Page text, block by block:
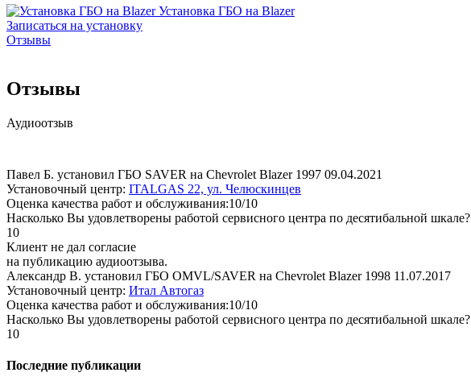
Установка ГБО на Blazer
Записаться на установку
Отзывы
Отзывы
Аудиоотзыв
Павел Б. установил ГБО SAVER на Chevrolet Blazer 1997 09.04.2021
Установочный центр: ITALGAS 22, ул. Челюскинцев
Оценка качества работ и обслуживания:10/10
Насколько Вы удовлетворены работой сервисного центра по десятибальной шкале?
10
Клиент не дал согласие
на публикацию аудиоотзыва.
Александр В. установил ГБО OMVL/SAVER на Chevrolet Blazer 1998 11.07.2017
Установочный центр: Итал Автогаз
Оценка качества работ и обслуживания:10/10
Насколько Вы удовлетворены работой сервисного центра по десятибальной шкале?
10
Последние публикации